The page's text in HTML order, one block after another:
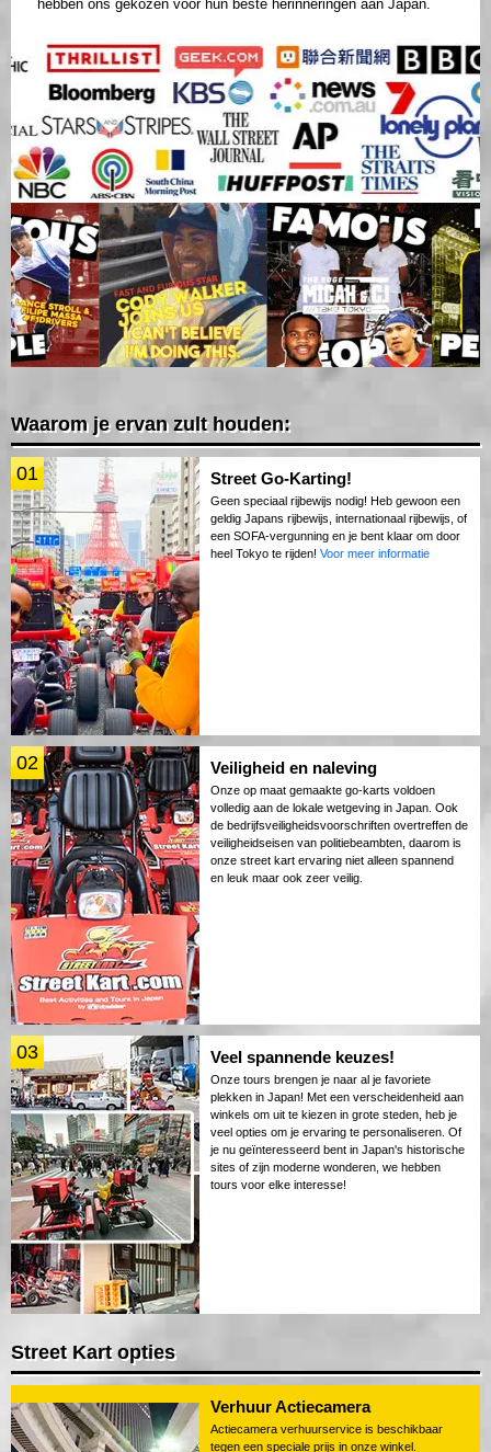
hebben ons gekozen voor hun beste herinneringen aan Japan.
Waarom je ervan zult houden:
01 Street Go-Karting!
Geen speciaal rijbewijs nodig! Heb gewoon een
geldig Japans rijbewijs, internationaal rijbewijs, of
een SOFA-vergunning en je bent klaar om door
heel Tokyo te rijden! Voor meer informatie
02 Veiligheid en naleving
Onze op maat gemaakte go-karts voldoen
volledig aan de lokale wetgeving in Japan. Ook
de bedrijfsveiligheidsvoorschriften overtreffen de
veiligheidseisen van politiebeambten, daarom is
onze street kart ervaring niet alleen spannend
en leuk maar ook zeer veilig.
03 Veel spannende keuzes!
Onze tours brengen je naar al je favoriete
plekken in Japan! Met een verscheidenheid aan
winkels om uit te kiezen in grote steden, heb je
veel opties om je ervaring te personaliseren. Of
je nu geïnteresseerd bent in Japan's historische
sites of zijn moderne wonderen, we hebben
tours voor elke interesse!
Street Kart opties
Verhuur Actiecamera
Actiecamera verhuurservice is beschikbaar
tegen een speciale prijs in onze winkel.